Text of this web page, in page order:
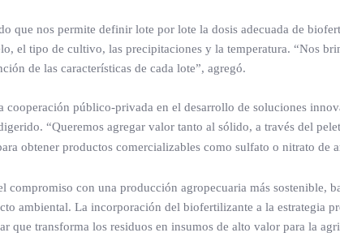
que nos permite definir lote por lote la dosis adecuada de
el tipo de cultivo, las precipitaciones y la temperatura. “Nos
de las características de cada lote”, agregó.
cooperación público-privada en el desarrollo de soluciones
“Queremos agregar valor tanto al sólido, a través del
obtener productos comercializables como sulfato o nitrato de
con una producción agropecuaria más sostenible,
ambiental. La incorporación del biofertilizante a la estrategia
que transforma los residuos en insumos de alto valor para la